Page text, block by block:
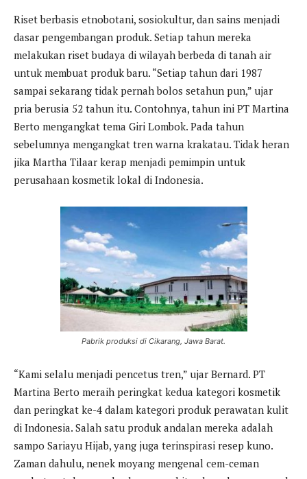
Riset berbasis etnobotani, sosiokultur, dan sains menjadi
dasar pengembangan produk. Setiap tahun mereka
melakukan riset budaya di wilayah berbeda di tanah air
untuk membuat produk baru. “Setiap tahun dari 1987
sampai sekarang tidak pernah bolos setahun pun,” ujar
pria berusia 52 tahun itu. Contohnya, tahun ini PT Martina
Berto mengangkat tema Giri Lombok. Pada tahun
sebelumnya mengangkat tren warna krakatau. Tidak heran
jika Martha Tilaar kerap menjadi pemimpin untuk
perusahaan kosmetik lokal di Indonesia.
Pabrik produksi di Cikarang, Jawa Barat.
“Kami selalu menjadi pencetus tren,” ujar Bernard. PT
Martina Berto meraih peringkat kedua kategori kosmetik
dan peringkat ke-4 dalam kategori produk perawatan kulit
di Indonesia. Salah satu produk andalan mereka adalah
sampo Sariayu Hijab, yang juga terinspirasi resep kuno.
Zaman dahulu, nenek moyang mengenal cem-ceman